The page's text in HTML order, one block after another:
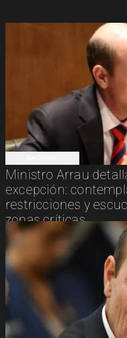
Ministro Arrau
excepción:
restricciones y
zonas críticas